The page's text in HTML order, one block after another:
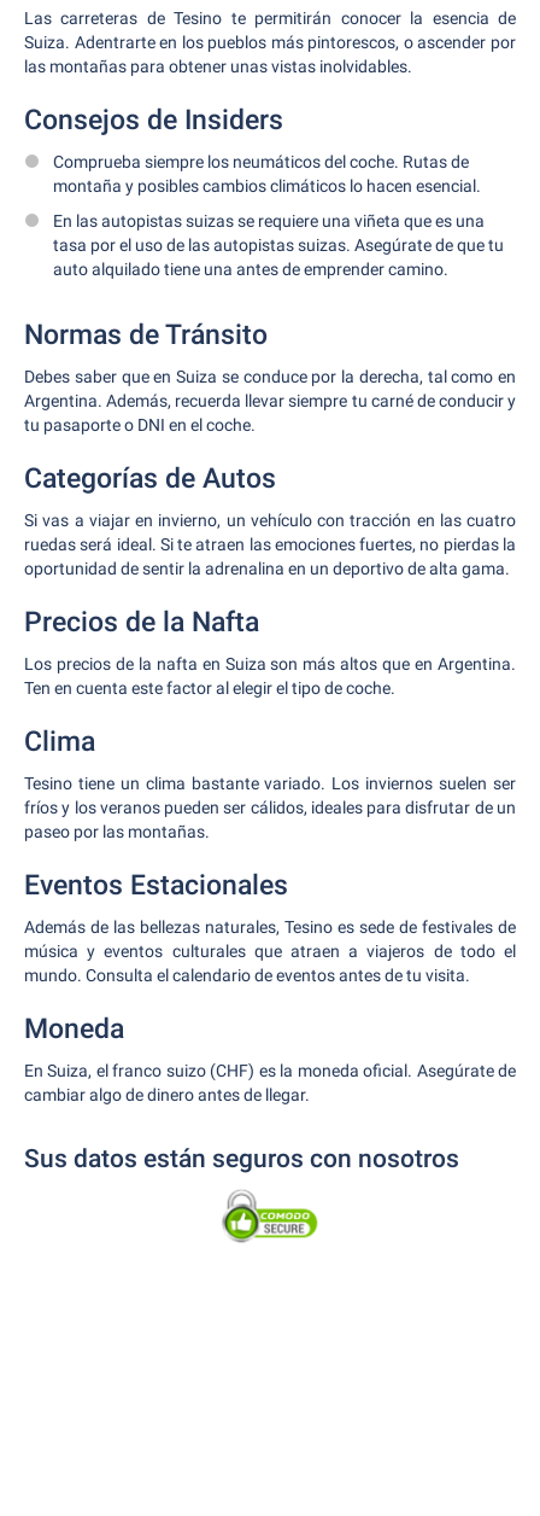
Las carreteras de Tesino te permitirán conocer la esencia de
Suiza. Adentrarte en los pueblos más pintorescos, o ascender por
las montañas para obtener unas vistas inolvidables.
Consejos de Insiders
Comprueba siempre los neumáticos del coche. Rutas de
montaña y posibles cambios climáticos lo hacen esencial.
En las autopistas suizas se requiere una viñeta que es una
tasa por el uso de las autopistas suizas. Asegúrate de que tu
auto alquilado tiene una antes de emprender camino.
Normas de Tránsito
Debes saber que en Suiza se conduce por la derecha, tal como en
Argentina. Además, recuerda llevar siempre tu carné de conducir y
tu pasaporte o DNI en el coche.
Categorías de Autos
Si vas a viajar en invierno, un vehículo con tracción en las cuatro
ruedas será ideal. Si te atraen las emociones fuertes, no pierdas la
oportunidad de sentir la adrenalina en un deportivo de alta gama.
Precios de la Nafta
Los precios de la nafta en Suiza son más altos que en Argentina.
Ten en cuenta este factor al elegir el tipo de coche.
Clima
Tesino tiene un clima bastante variado. Los inviernos suelen ser
fríos y los veranos pueden ser cálidos, ideales para disfrutar de un
paseo por las montañas.
Eventos Estacionales
Además de las bellezas naturales, Tesino es sede de festivales de
música y eventos culturales que atraen a viajeros de todo el
mundo. Consulta el calendario de eventos antes de tu visita.
Moneda
En Suiza, el franco suizo (CHF) es la moneda oficial. Asegúrate de
cambiar algo de dinero antes de llegar.
Sus datos están seguros con nosotros